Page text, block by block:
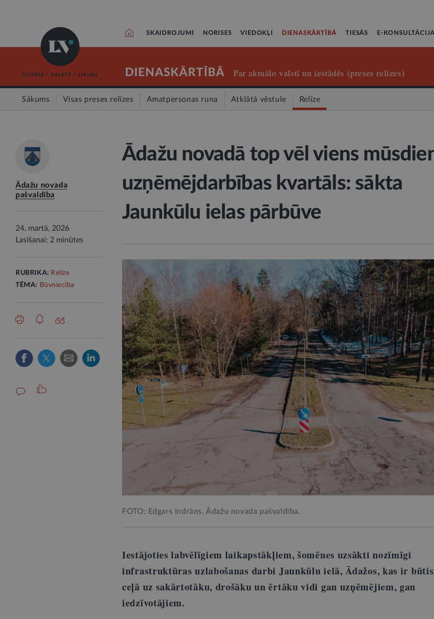
SKAIDROJUMI NORISES VIEDOKĻI DIENASKĀRTĪBĀ TIESĀS E-
DIENASKĀRTĪBĀ Par aktuālo valstī un iestādēs (preses relīzes)
Sākums Visas preses relīzes Amatpersonas runa Atklātā vēstule Relīze
Ādažu novada
pašvaldība
24. martā, 2026
Lasīšanai: 2 minūtes
RUBRIKA: Relīze
TĒMA: Būvniecība
Ādažu novadā top vēl viens
uzņēmējdarbības kvartāls: sākta
Jaunkūlu ielas pārbūve
FOTO: Edgars Indrāns, Ādažu novada pašvaldība.
Iestājoties labvēlīgiem laikapstākļiem, šomēnes uzsākti nozīmīgi
infrastruktūras uzlabošanas darbi Jaunkūlu ielā, Ādažos, kas ir
ceļā uz sakārtotāku, drošāku un ērtāku vidi gan uzņēmējiem, gan
iedzīvotājiem.